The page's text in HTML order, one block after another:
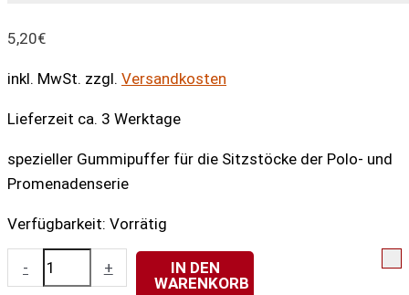
5,20€
inkl. MwSt. zzgl. Versandkosten
Lieferzeit ca. 3 Werktage
spezieller Gummipuffer für die Sitzstöcke der Polo- und
Promenadenserie
Verfügbarkeit: Vorrätig
-
Gummipuffer
für
+
IN DEN
WARENKORB